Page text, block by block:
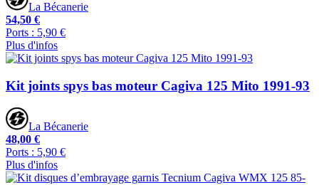
La Bécanerie
54,50 €
Ports : 5,90 €
Plus d'infos
Kit joints spys bas moteur Cagiva 125 Mito 1991-93
La Bécanerie
48,00 €
Ports : 5,90 €
Plus d'infos